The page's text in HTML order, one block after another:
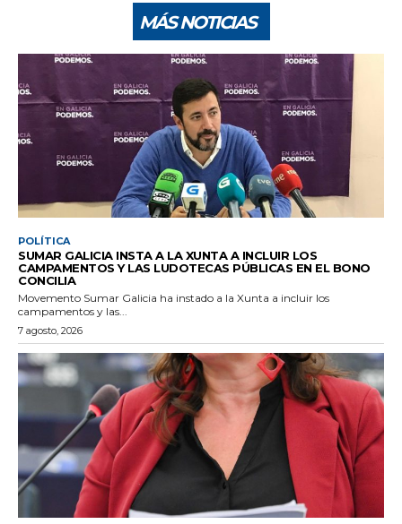
MÁS NOTICIAS
POLÍTICA
SUMAR GALICIA INSTA A LA XUNTA A INCLUIR LOS
CAMPAMENTOS Y LAS LUDOTECAS PÚBLICAS EN EL BONO
CONCILIA
Movemento Sumar Galicia ha instado a la Xunta a incluir los
campamentos y las...
7 agosto, 2026